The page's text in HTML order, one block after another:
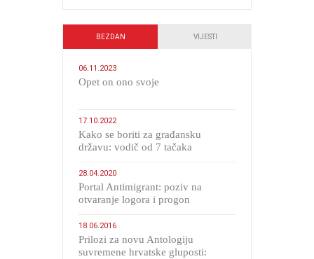
BEZDAN VIJESTI
06.11.2023
​Opet on ono svoje
17.10.2022
Kako se boriti za građansku
državu: vodič od 7 tačaka
28.04.2020
Portal Antimigrant: poziv na
otvaranje logora i progon
18.06.2016
Prilozi za novu Antologiju
suvremene hrvatske gluposti: